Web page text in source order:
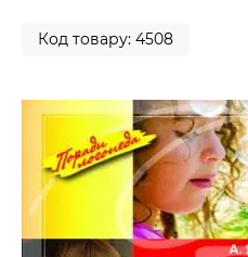
Код товару: 4508